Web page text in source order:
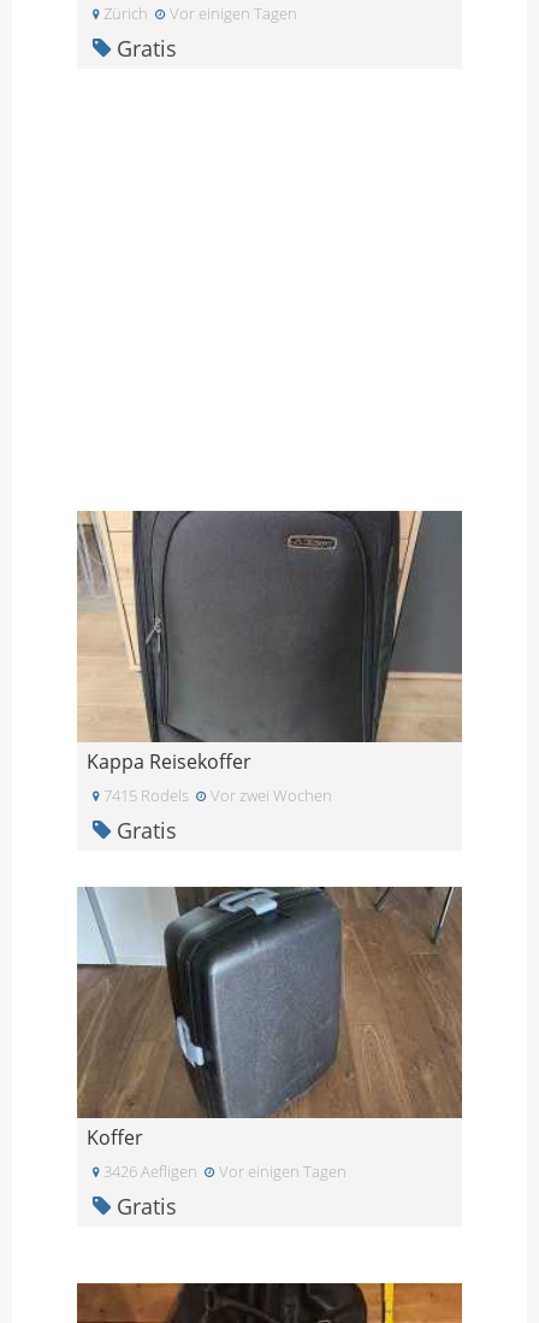
Zürich Vor einigen Tagen
Gratis
Kappa Reisekoffer
7415 Rodels Vor zwei Wochen
Gratis
Koffer
3426 Aefligen Vor einigen Tagen
Gratis